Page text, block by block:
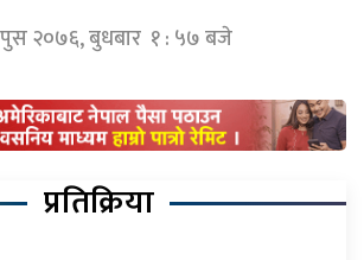
पुस २०७६, बुधबार १ : ५७ बजे
प्रतिक्रिया